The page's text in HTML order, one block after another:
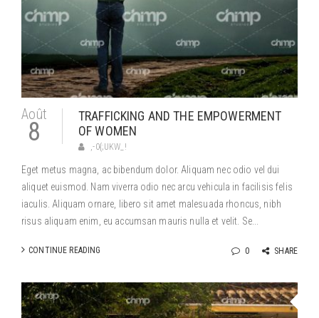
Août
8
TRAFFICKING AND THE EMPOWERMENT
OF WOMEN
,-0{;UKW_!
Eget metus magna, ac bibendum dolor. Aliquam nec odio vel dui
aliquet euismod. Nam viverra odio nec arcu vehicula in facilisis felis
iaculis. Aliquam ornare, libero sit amet malesuada rhoncus, nibh
risus aliquam enim, eu accumsan mauris nulla et velit. Se...
CONTINUE READING 0 SHARE